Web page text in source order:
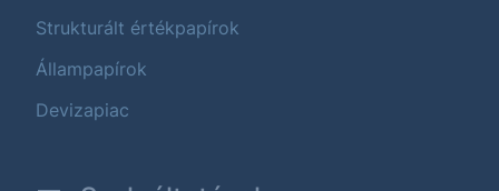
Strukturált értékpapírok
Állampapírok
Devizapiac